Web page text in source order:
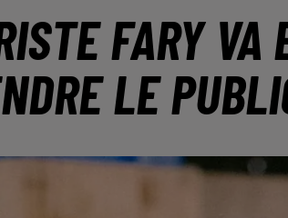
FARY VA
LE